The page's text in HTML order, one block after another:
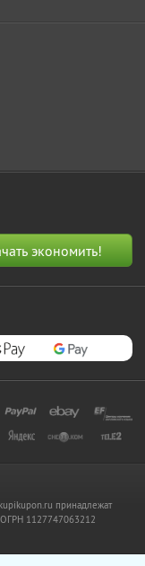
принадлежат
1127747063212